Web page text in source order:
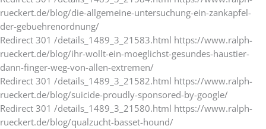
rueckert.de/blog/die-allgemeine-untersuchung-ein-zankapfel-
der-gebuehrenordnung/
Redirect 301 /details_1489_3_21583.html https://www.ralph-
rueckert.de/blog/ihr-wollt-ein-moeglichst-gesundes-haustier-
dann-finger-weg-von-allen-extremen/
Redirect 301 /details_1489_3_21582.html https://www.ralph-
rueckert.de/blog/suicide-proudly-sponsored-by-google/
Redirect 301 /details_1489_3_21580.html https://www.ralph-
rueckert.de/blog/qualzucht-basset-hound/